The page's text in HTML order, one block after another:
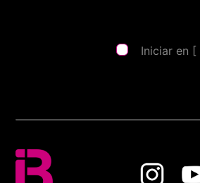
Iniciar en [